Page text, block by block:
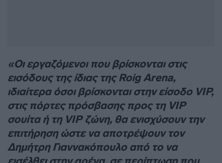
«Οι εργαζόμενοι που βρίσκονται στις
εισόδους της ίδιας της Roig Arena,
ιδιαίτερα όσοι βρίσκονται στην είσοδο VIP,
στις πόρτες πρόσβασης προς τη VIP
σουίτα ή τη VIP ζώνη, θα ενισχύσουν την
επιτήρηση ώστε να αποτρέψουν τον
Δημήτρη Γιαννακόπουλο από το να